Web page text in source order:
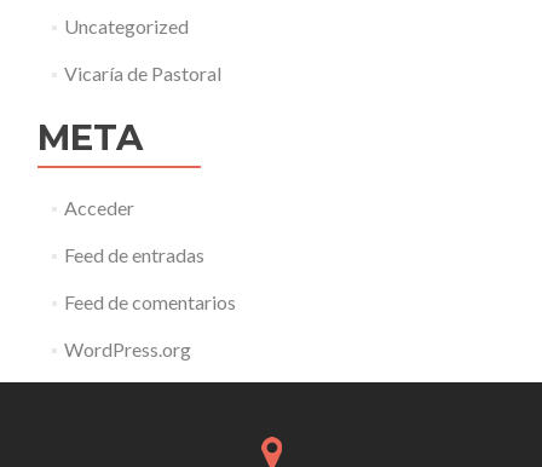
Uncategorized
Vicaría de Pastoral
META
Acceder
Feed de entradas
Feed de comentarios
WordPress.org